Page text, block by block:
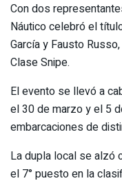
Con dos
Náutico celebró el
García y Fausto
Clase Snipe.
El evento se llevó a
el 30 de marzo y el 5
embarcaciones de
La dupla local se alzó
el 7° puesto en la